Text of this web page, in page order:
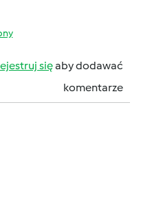
sięaby dodawać
komentarze